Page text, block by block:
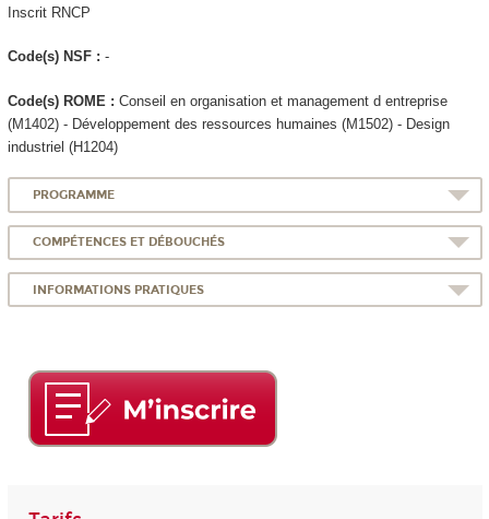
Inscrit RNCP
Code(s) NSF : -
Code(s) ROME : Conseil en organisation et management d entreprise
(M1402) - Développement des ressources humaines (M1502) - Design
industriel (H1204)
PROGRAMME
COMPÉTENCES ET DÉBOUCHÉS
INFORMATIONS PRATIQUES